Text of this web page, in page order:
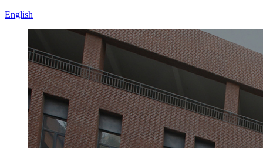
English